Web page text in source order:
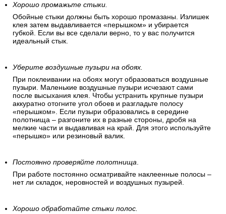
Хорошо промажьте стыки.
Обойные стыки должны быть хорошо промазаны. Излишек
клея затем выдавливается «перышком» и убирается
губкой. Если вы все сделали верно, то у вас получится
идеальный стык.
Уберите воздушные пузыри на обоях.
При поклеивании на обоях могут образоваться воздушные
пузыри. Маленькие воздушные пузыри исчезают сами
после высыхания клея. Чтобы устранить крупные пузыри
аккуратно отогните угол обоев и разгладьте полосу
«перышком». Если пузыри образовались в середине
полотнища – разгоните их в разные стороны, дробя на
мелкие части и выдавливая на край. Для этого используйте
«перышко» или резиновый валик.
Постоянно проверяйте полотнища.
При работе постоянно осматривайте наклеенные полосы –
нет ли складок, неровностей и воздушных пузырей.
Хорошо обработайте стыки полос.